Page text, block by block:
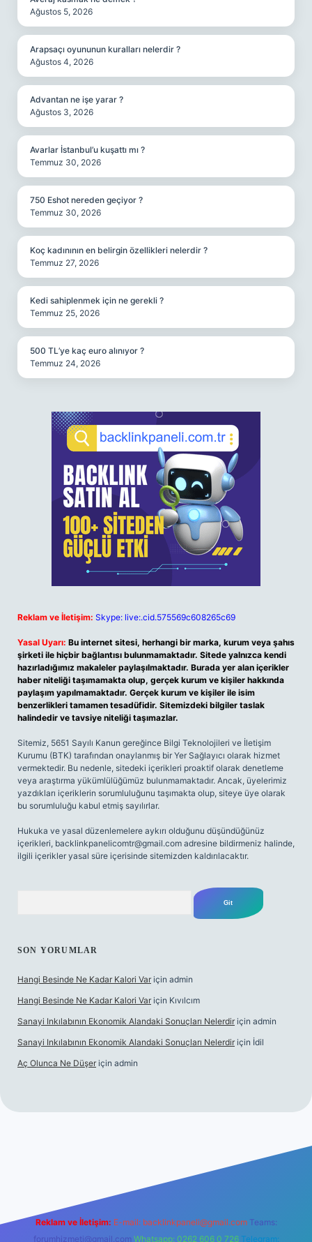
Ağustos 5, 2026
Arapsaçı oyununun kuralları nelerdir ?
Ağustos 4, 2026
Advantan ne işe yarar ?
Ağustos 3, 2026
Avarlar İstanbul’u kuşattı mı ?
Temmuz 30, 2026
750 Eshot nereden geçiyor ?
Temmuz 30, 2026
Koç kadınının en belirgin özellikleri nelerdir ?
Temmuz 27, 2026
Kedi sahiplenmek için ne gerekli ?
Temmuz 25, 2026
500 TL’ye kaç euro alınıyor ?
Temmuz 24, 2026
Reklam ve İletişim: Skype: live:.cid.575569c608265c69
Yasal Uyarı: Bu internet sitesi, herhangi bir marka, kurum veya şahıs
şirketi ile hiçbir bağlantısı bulunmamaktadır. Sitede yalnızca kendi
hazırladığımız makaleler paylaşılmaktadır. Burada yer alan içerikler
haber niteliği taşımamakta olup, gerçek kurum ve kişiler hakkında
paylaşım yapılmamaktadır. Gerçek kurum ve kişiler ile isim
benzerlikleri tamamen tesadüfidir. Sitemizdeki bilgiler taslak
halindedir ve tavsiye niteliği taşımazlar.
Sitemiz, 5651 Sayılı Kanun gereğince Bilgi Teknolojileri ve İletişim
Kurumu (BTK) tarafından onaylanmış bir Yer Sağlayıcı olarak hizmet
vermektedir. Bu nedenle, sitedeki içerikleri proaktif olarak denetleme
veya araştırma yükümlülüğümüz bulunmamaktadır. Ancak, üyelerimiz
yazdıkları içeriklerin sorumluluğunu taşımakta olup, siteye üye olarak
bu sorumluluğu kabul etmiş sayılırlar.
Hukuka ve yasal düzenlemelere aykırı olduğunu düşündüğünüz
içerikleri, backlinkpanelicomtr@gmail.com adresine bildirmeniz halinde,
ilgili içerikler yasal süre içerisinde sitemizden kaldırılacaktır.
SON YORUMLAR
Hangi Besinde Ne Kadar Kalori Var için admin
Hangi Besinde Ne Kadar Kalori Var için Kıvılcım
Sanayi Inkılabının Ekonomik Alandaki Sonuçları Nelerdir için admin
Sanayi Inkılabının Ekonomik Alandaki Sonuçları Nelerdir için İdil
Aç Olunca Ne Düşer için admin
Reklam ve İletişim: E-mail: backlinkpaneli@gmail.com Teams:
forumhizmeti@gmail.com Whatsapp: 0262 606 0 726 Telegram: